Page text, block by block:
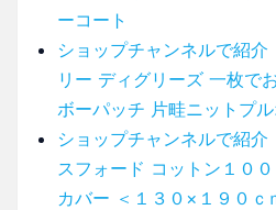
ーコート
ショップチャンネルで紹
リー ディグリーズ 一枚で
ボーパッチ 片畦ニットプ
ショップチャンネルで紹
スフォード コットン１０
カバー ＜１３０×１９０ｃ